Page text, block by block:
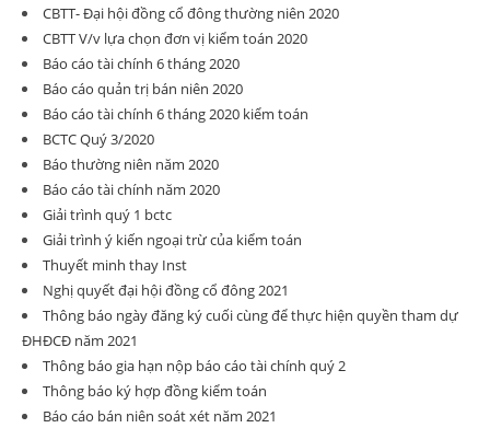
CBTT- Đại hội đồng cổ đông thường niên 2020
CBTT V/v lựa chọn đơn vị kiểm toán 2020
Báo cáo tài chính 6 tháng 2020
Báo cáo quản trị bán niên 2020
Báo cáo tài chính 6 tháng 2020 kiểm toán
BCTC Quý 3/2020
Báo thường niên năm 2020
Báo cáo tài chính năm 2020
Giải trình quý 1 bctc
Giải trình ý kiến ngoại trừ của kiểm toán
Thuyết minh thay Inst
Nghị quyết đại hội đồng cổ đông 2021
Thông báo ngày đăng ký cuối cùng để thực hiện quyền tham dự
ĐHĐCĐ năm 2021
Thông báo gia hạn nộp báo cáo tài chính quý 2
Thông báo ký hợp đồng kiểm toán
Báo cáo bán niên soát xét năm 2021